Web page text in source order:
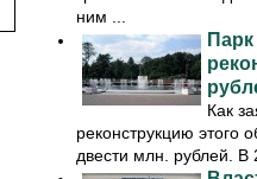
ним ...
Как
реконструкцию этого
двести млн. рублей. В